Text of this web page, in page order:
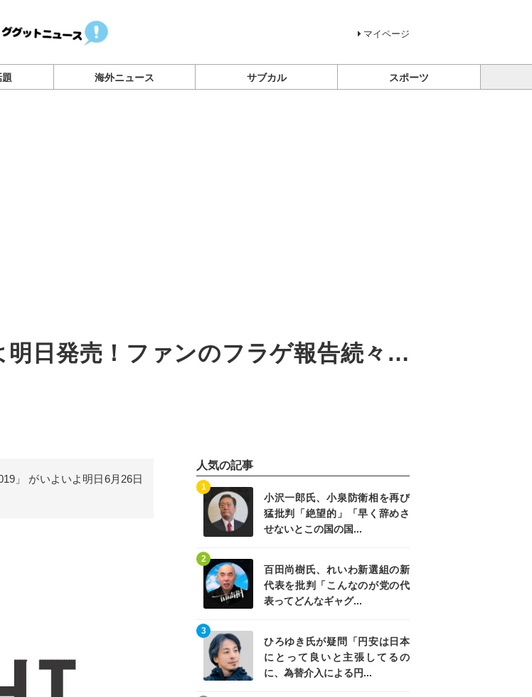
マイページ
海外ニュース サブカル スポーツ
日発売！ファンのフラゲ報告続々…
」 がいよいよ明日6月26日
人気の記事
小沢一郎氏、小泉防衛相を再び
猛批判「絶望的」「早く辞めさ
せないとこの国の国...
1
百田尚樹氏、れいわ新選組の新
代表を批判「こんなのが党の代
表ってどんなギャグ...
2
ひろゆき氏が疑問「円安は日本
にとって良いと主張してるの
に、為替介入による円...
3